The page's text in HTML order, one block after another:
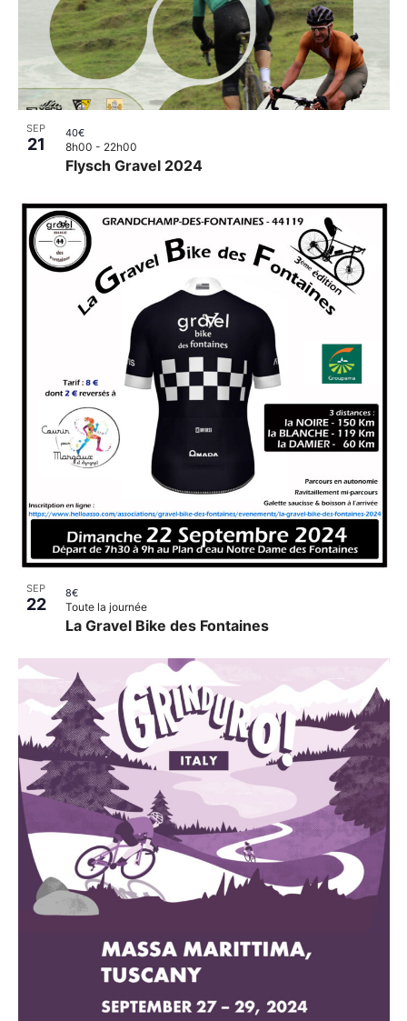
SEP
21
Flysch Gravel 2024
8h00 - 22h00
40€
SEP
22
La Gravel Bike des Fontaines
Toute la journée
8€